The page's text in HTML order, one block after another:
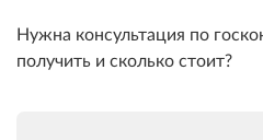
Нужна консультация по
получить и сколько стоит?